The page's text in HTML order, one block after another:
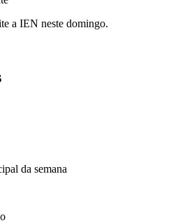
a IEN neste domingo.
da semana